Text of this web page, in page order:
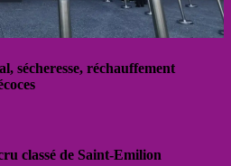
sécheresse, réchauffement
classé de Saint-Emilion